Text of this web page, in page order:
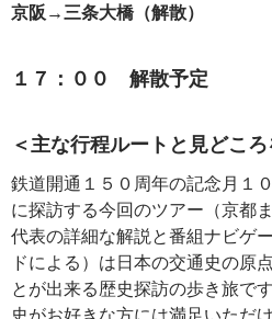
京阪→三条大橋（解散）
１７：００ 解散予定
＜主な行程ルートと見どこ
鉄道開通１５０周年の記念月１
に探訪する今回のツアー（京都
代表の詳細な解説と番組ナビゲ
ドによる）は日本の交通史の原
とが出来る歴史探訪の歩き旅で
史がお好きな方には満足いただ